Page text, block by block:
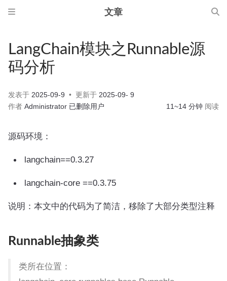
文章
LangChain模块之Runnable源
码分析
发表于 2025-09-9 更新于 2025-09- 9
作者 Administrator 已删除用户 11~14 分钟 阅读
源码环境：
langchain==0.3.27
langchain-core ==0.3.75
说明：本文中的代码为了简洁，移除了大部分类型注释
Runnable抽象类
类所在位置：